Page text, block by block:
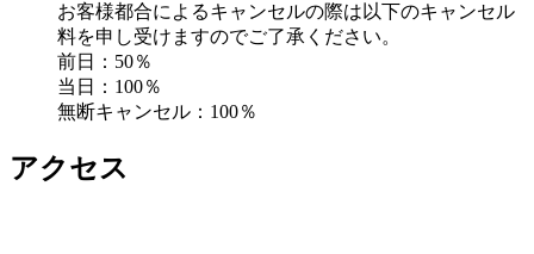
お客様都合によるキャンセルの際は以下のキャンセル
料を申し受けますのでご了承ください。
前日：50％
当日：100％
無断キャンセル：100％
アクセス